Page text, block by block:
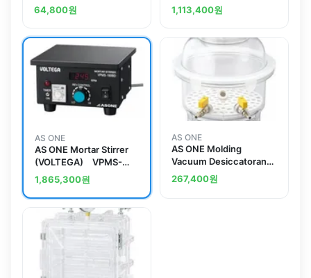
PVC Chemical
Closet)and others
64,800원
detector alarm CM-
9A(80)
1,113,400원
AS ONE
AS ONE Mortar Stirrer
(VOLTEGA) VPMS-
180BD
1,865,300원
AS ONE
AS ONE Molding
Vacuum Desiccatorand
others
267,400원